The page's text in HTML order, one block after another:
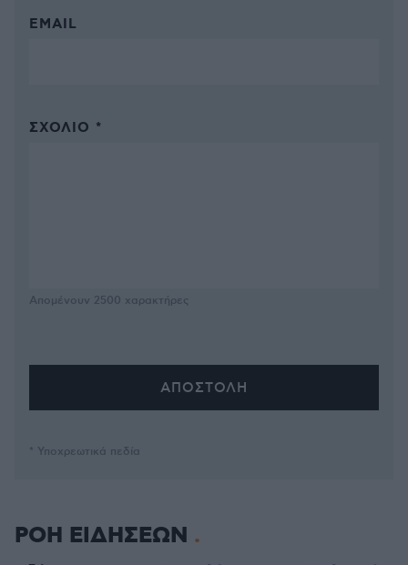
EMAIL
ΣΧΌΛΙΟ *
Απομένουν 2500 χαρακτήρες
* Υποχρεωτικά πεδία
ΡΟΗ ΕΙΔΗΣΕΩΝ